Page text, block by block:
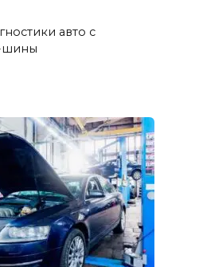
авто с
шины